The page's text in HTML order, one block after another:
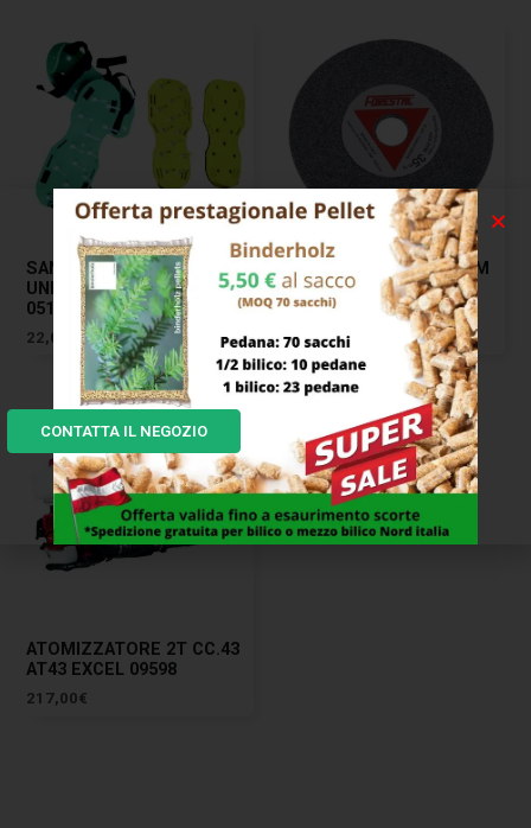
SANDALI ARIEGGIATORI
UNIVERSALI ILCAMPO
05122
22,00
MOLA AFFILACATENE MM
145×3,0 F.22,2
ATOMIZZATORE 2T CC.43
AT43 EXCEL 09598
217,00€
CONTATTA IL NEGOZIO